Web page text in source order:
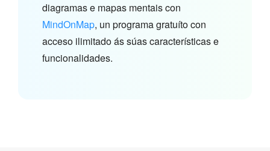
diagramas e mapas mentais con
MindOnMap, un programa gratuíto con
acceso ilimitado ás súas características e
funcionalidades.